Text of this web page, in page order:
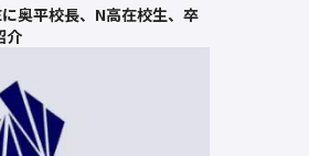
奥平校長、N高在校生、卒
介